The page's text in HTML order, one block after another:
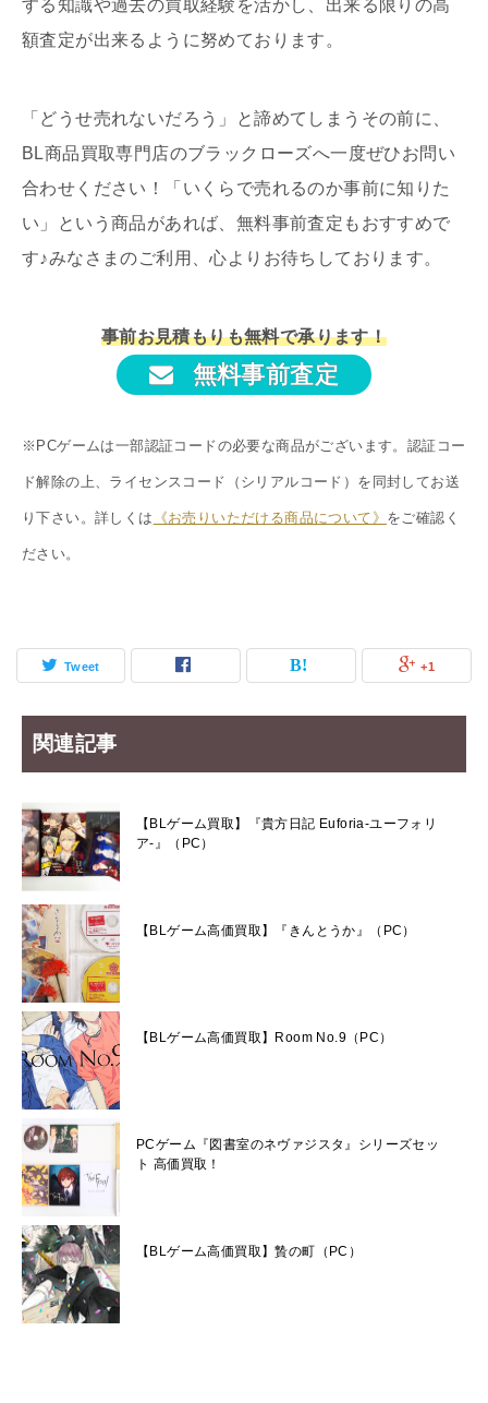
する知識や過去の買取経験を活かし、出来る限りの高
額査定が出来るように努めております。
「どうせ売れないだろう」と諦めてしまうその前に、
BL商品買取専門店のブラックローズへ一度ぜひお問い
合わせください！「いくらで売れるのか事前に知りた
い」という商品があれば、無料事前査定もおすすめで
す♪みなさまのご利用、心よりお待ちしております。
事前お見積もりも無料で承ります！
無料事前査定
※PCゲームは一部認証コードの必要な商品がございます。認証コー
ド解除の上、ライセンスコード（シリアルコード）を同封してお送
り下さい。詳しくは 《お売りいただける商品について》 をご確認く
ださい。
Tweet +1
関連記事
【BLゲーム買取】『貴方日記 Euforia-ユーフォリ
ア-』（PC）
【BLゲーム高価買取】『きんとうか』（PC）
【BLゲーム高価買取】Room No.9（PC）
PCゲーム『図書室のネヴァジスタ』シリーズセッ
ト 高価買取！
【BLゲーム高価買取】贄の町（PC）